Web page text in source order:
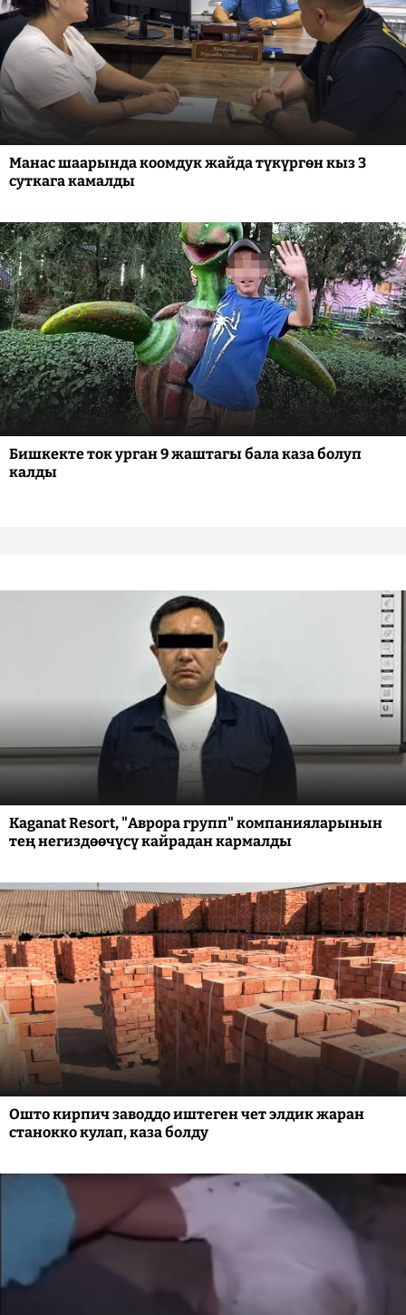
Манас шаарында коомдук жайда түкүргөн кыз 3
суткага камалды
Бишкекте ток урган 9 жаштагы бала каза болуп
калды
Kaganat Resort, "Аврора групп" компанияларынын
тең негиздөөчүсү кайрадан кармалды
Ошто кирпич заводдо иштеген чет элдик жаран
станокко кулап, каза болду